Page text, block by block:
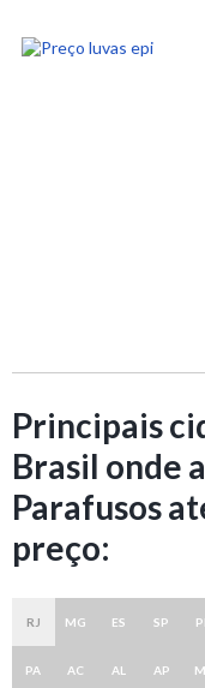
Principais
Brasil onde
Parafusos
preço:
RJ MG ES SP
PA AC AL AP